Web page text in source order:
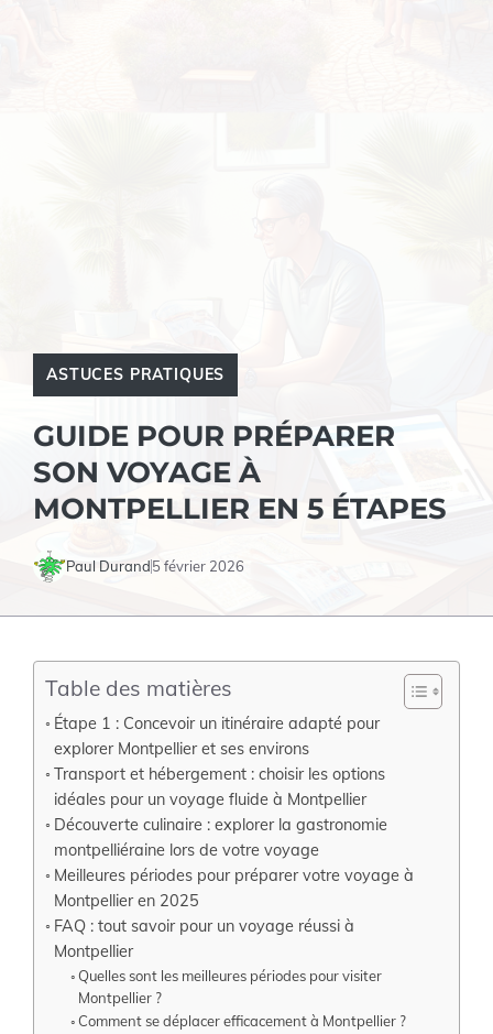
ASTUCES PRATIQUES
GUIDE POUR PRÉPARER
SON VOYAGE À
MONTPELLIER EN 5 ÉTAPES
Paul Durand5 février 2026
Table des matières
Étape 1 : Concevoir un itinéraire adapté pour
explorer Montpellier et ses environs
Transport et hébergement : choisir les options
idéales pour un voyage fluide à Montpellier
Découverte culinaire : explorer la gastronomie
montpelliéraine lors de votre voyage
Meilleures périodes pour préparer votre voyage à
Montpellier en 2025
FAQ : tout savoir pour un voyage réussi à
Montpellier
Quelles sont les meilleures périodes pour visiter
Montpellier ?
Comment se déplacer efficacement à Montpellier ?